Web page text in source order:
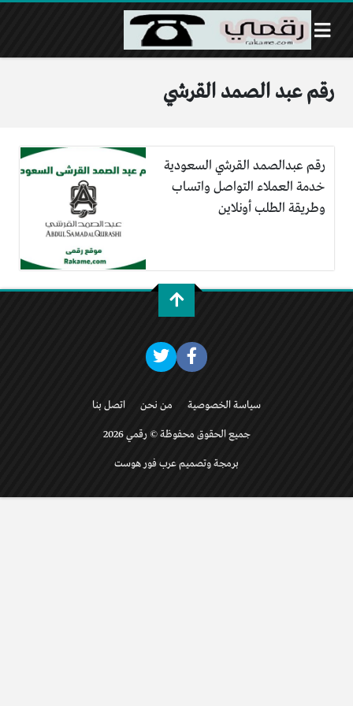
رقم عبد الصمد القرشي
رقم عبدالصمد القرشي السعودية
خدمة العملاء التواصل واتساب
وطريقة الطلب أونلاين
سياسة الخصوصية من نحن اتصل بنا
جميع الحقوق محفوظة © رقمي 2026
برمجة وتصميم عرب فور هوست